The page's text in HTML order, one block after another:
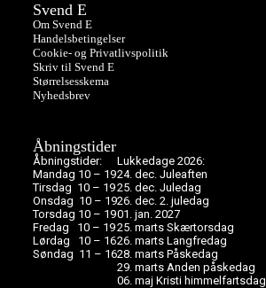
Svend E
Om Svend E
Handelsbetingelser
Cookie- og Privatlivspolitik
Skriv til Svend E
Størrelsesskema
Nyhedsbrev
Åbningstider
Åbningstider:
Mandag 10 – 19
Tirsdag 10 – 19
Onsdag 10 – 19
Torsdag 10 – 19
Fredag 10 – 19
Lørdag 10 – 16
Søndag 11 – 16
Lukkedage 2026:
24. dec. Juleaften
25. dec. Juledag
26. dec. 2. juledag
01. jan. 2027
25. marts Skærtorsdag
26. marts Langfredag
28. marts Påskedag
29. marts Anden påskedag
06. maj Kristi himmelfartsdag